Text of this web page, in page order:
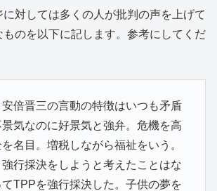
対しては多くの人が批判の声を上げて
ものを以下に記します。参考にしてくだ
倍晋三の言動の特徴はいつも矛盾
景気なのに好景気と強弁。危機を高
名目。増税しながら福祉をいう。
強行採決をしようと考えたことはな
TPPを強行採決した。子供の夢を